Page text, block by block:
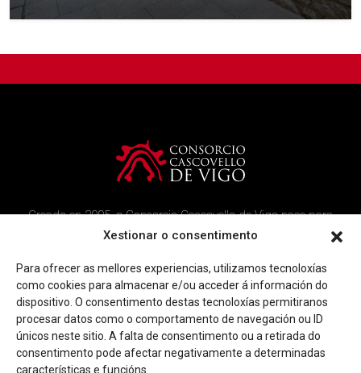
Xestionar o consentimento
Para ofrecer as mellores experiencias, utilizamos tecnoloxías
como cookies para almacenar e/ou acceder á información do
dispositivo. O consentimento destas tecnoloxías permitiranos
procesar datos como o comportamento de navegación ou ID
únicos neste sitio. A falta de consentimento ou a retirada do
consentimento pode afectar negativamente a determinadas
características e funcións.
Creado en 2005, o Consorcio Cascovello de Vigo nace para
atender aos veciños do casco histórico, creando un ambicioso
Imaxe corporativa Contacto
Facebook Twitter Youtube
Instagram
Rúa Ferrería, 45 Baixo 36202 Vigo (Pontevedra)
info@consorciocascovellovigo.org